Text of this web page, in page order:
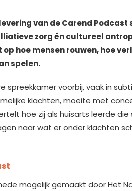
van de Carend Podcast
zorg én cultureel
hoe mensen rouwen, hoe
spelen.
spreekkamer voorbij, vaak in
klachten, moeite met
hoe zij als huisarts leerde
naar wat er onder klachten
mogelijk gemaakt door Het